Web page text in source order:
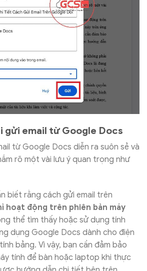
gửi email từ Google Docs
từ Google Docs diễn ra suôn sẻ và
rõ một vài lưu ý quan trọng như
biết rằng cách gửi email trên
hoạt động trên phiên bản máy
thể tìm thấy hoặc sử dụng tính
dụng Google Docs dành cho điện
bảng. Vì vậy, bạn cần đảm bảo
tính để bàn hoặc laptop khi thực